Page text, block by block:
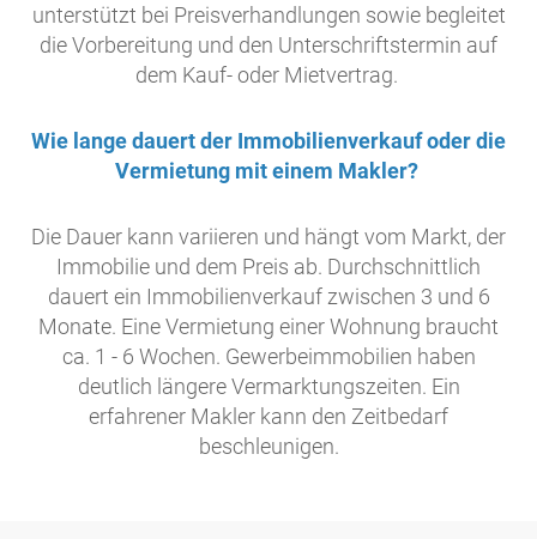
unterstützt bei Preisverhandlungen sowie begleitet
die Vorbereitung und den Unterschriftstermin auf
dem Kauf- oder Mietvertrag.
Wie lange dauert der Immobilienverkauf oder die
Vermietung mit einem Makler?
Die Dauer kann variieren und hängt vom Markt, der
Immobilie und dem Preis ab. Durchschnittlich
dauert ein Immobilienverkauf zwischen 3 und 6
Monate. Eine Vermietung einer Wohnung braucht
ca. 1 - 6 Wochen. Gewerbeimmobilien haben
deutlich längere Vermarktungszeiten. Ein
erfahrener Makler kann den Zeitbedarf
beschleunigen.